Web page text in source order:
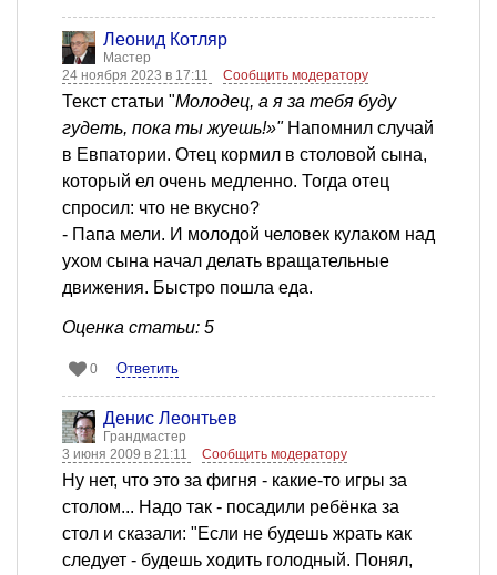
Леонид Котляр
Мастер
24 ноября 2023 в 17:11
Сообщить модератору
Текст статьи "Молодец, а я за тебя буду
гудеть, пока ты жуешь!»"Напомнил случай
в Евпатории. Отец кормил в столовой сына,
который ел очень медленно. Тогда отец
спросил: что не вкусно?
- Папа мели. И молодой человек кулаком над
ухом сына начал делать вращательные
движения. Быстро пошла еда.
Оценка статьи: 5
0 Ответить
Денис Леонтьев
Грандмастер
3 июня 2009 в 21:11
Сообщить модератору
Ну нет, что это за фигня - какие-то игры за
столом... Надо так - посадили ребёнка за
стол и сказали: "Если не будешь жрать как
следует - будешь ходить голодный. Понял,